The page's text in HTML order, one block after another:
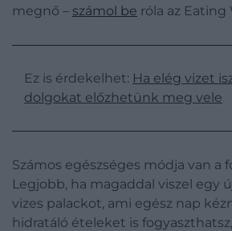
megnő – számol be róla az Eating
Ez is érdekelhet: Ha elég vizet
dolgokat előzhetünk meg vele
Számos egészséges módja van a
Legjobb, ha magaddal viszel egy
vizes palackot, ami egész nap
hidratáló ételeket is